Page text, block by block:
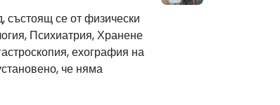
състоящ се от физически
Психиатрия, Хранене
ехография на
че няма